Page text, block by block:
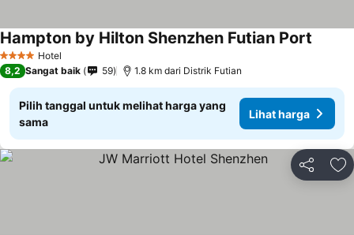
4 BintangHotel
Hampton by Hilton Shenzhen Futian Port
8,2 Sangat baik 59 1.8 km dari Distrik Futian
Pilih tanggal untuk melihat harga yang
sama
Lihat harga
Bagikan